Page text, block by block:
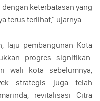
keterbatasan yang
terus terlihat,” ujarnya.
laju pembangunan Kota
progres signifikan.
wali kota sebelumnya,
strategis juga telah
revitalisasi Citra